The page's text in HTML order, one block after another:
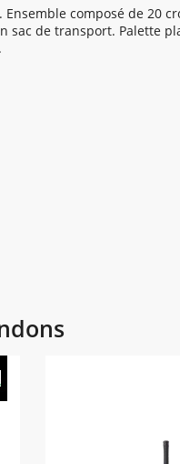
composé de 20
sac de transport. Palette